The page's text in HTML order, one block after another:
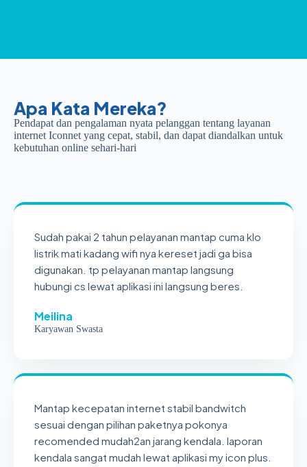
Apa Kata Mereka?
Pendapat dan pengalaman nyata pelanggan tentang layanan
internet Iconnet yang cepat, stabil, dan dapat diandalkan untuk
kebutuhan online sehari-hari
Sudah pakai 2 tahun pelayanan mantap cuma klo
listrik mati kadang wifi nya kereset jadi ga bisa
digunakan. tp pelayanan mantap langsung
hubungi cs lewat aplikasi ini langsung beres.
Meilina
Karyawan Swasta
Mantap kecepatan internet stabil bandwitch
sesuai dengan pilihan paketnya pokonya
recomended mudah2an jarang kendala. laporan
kendala sangat mudah lewat aplikasi my icon plus.